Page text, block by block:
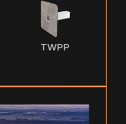
TWPP